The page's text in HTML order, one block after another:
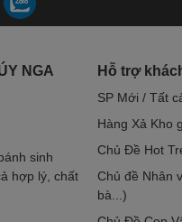
NGA
sinh
hợp lý, chất
Hỗ trợ
SP Mới / Tất
Hàng Xả Kho
Chủ Đề Hot
Chủ đề Nhân
bà...)